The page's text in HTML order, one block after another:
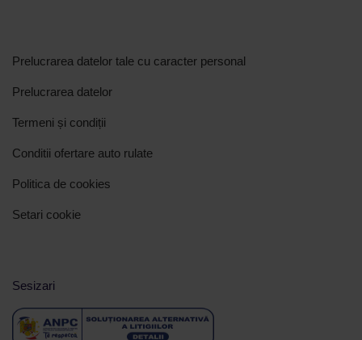
Prelucrarea datelor tale cu caracter personal
Prelucrarea datelor
Termeni și condiții
Conditii ofertare auto rulate
Politica de cookies
Setari cookie
Sesizari